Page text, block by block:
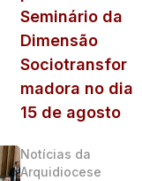
Seminário da
Dimensão
Sociotransfor
madora no dia
15 de agosto
Notícias da
Arquidiocese